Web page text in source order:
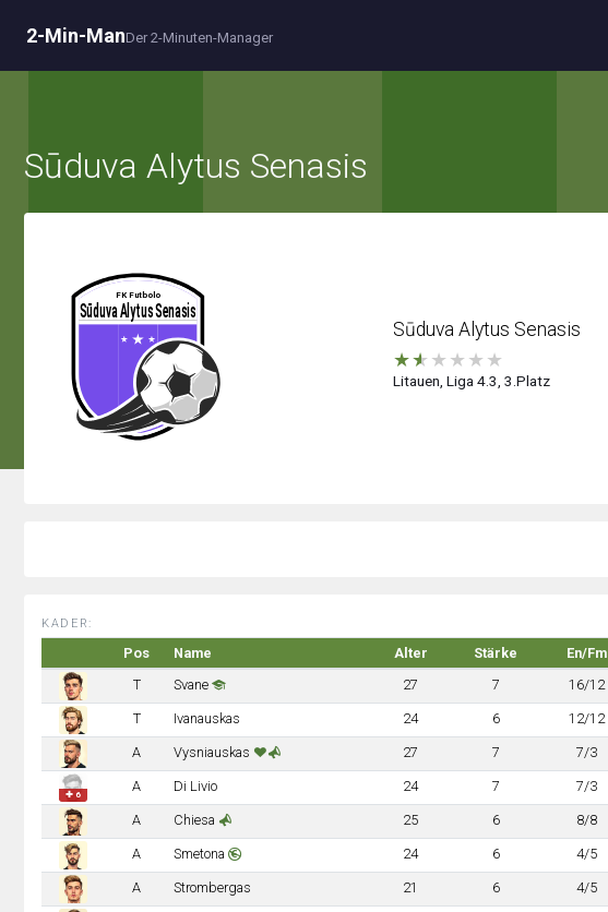
2-Min-ManDer 2-Minuten-Manager
Sūduva Alytus Senasis
Sūduva Alytus Senasis
★★ ★ ★ ★ ★
Litauen, Liga 4.3, 3.Platz
KADER:
Pos Name Alter Stärke En/Fm
T
Svane 27 7 16/12
T Ivanauskas 24 6 12/12
A Vysniauskas 27 7 7/3
✚ 6
A Di Livio 24 7 7/3
A Chiesa 25 6 8/8
A Smetona 24 6 4/5
A Strombergas 21 6 4/5